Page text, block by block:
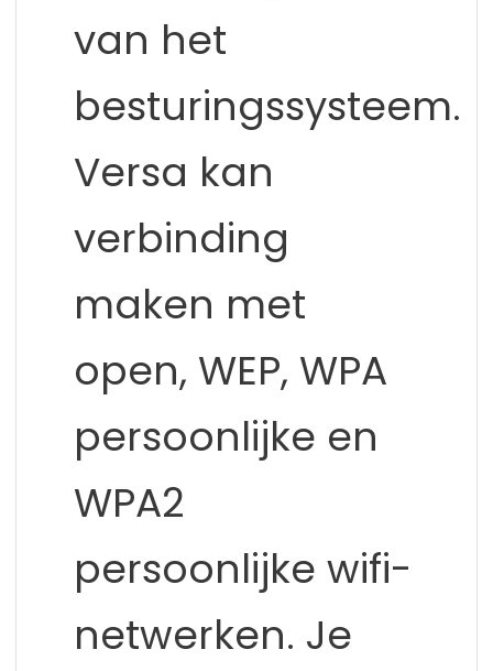
van het
besturingssysteem.
Versa kan
verbinding
maken met
open, WEP, WPA
persoonlijke en
WPA2
persoonlijke wifi-
netwerken. Je